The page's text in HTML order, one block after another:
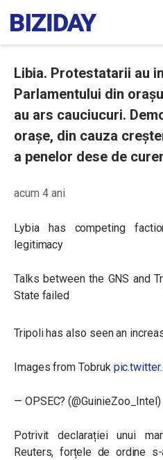
Libia. Protestatarii au
Parlamentului din
au ars cauciucuri.
orașe, din cauza
a penelor dese de
acum 4 ani
Lybia has competing
legitimacy
Talks between the GNS and
State failed
Tripoli has also seen an
Images from Tobruk
— OPSEC? (@GuinieZoo_Intel)
Potrivit declarației unui
Reuters, forțele de ordine